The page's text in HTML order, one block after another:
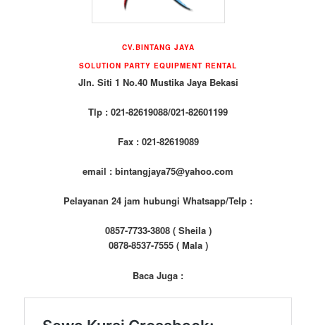
CV.BINTANG JAYA
SOLUTION PARTY EQUIPMENT RENTAL
Jln. Siti 1 No.40 Mustika Jaya Bekasi
Tlp : 021-82619088/021-82601199
Fax : 021-82619089
email : bintangjaya75@yahoo.com
Pelayanan 24 jam hubungi Whatsapp/Telp :
0857-7733-3808 ( Sheila )
0878-8537-7555 ( Mala )
Baca Juga :